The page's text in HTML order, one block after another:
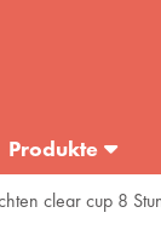
Produkte
clear cup 8